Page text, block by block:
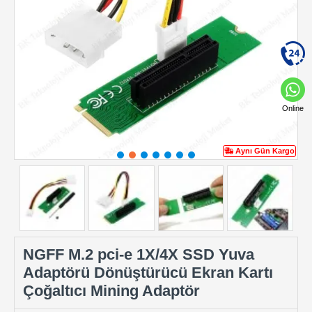
Aynı Gün Kargo
NGFF M.2 pci-e 1X/4X SSD Yuva
Adaptörü Dönüştürücü Ekran Kartı
Çoğaltıcı Mining Adaptör
Online